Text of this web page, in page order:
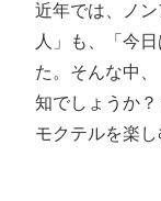
近年では、ノ
人」も、「今
た。そんな中
知でしょうか
モクテルを楽し